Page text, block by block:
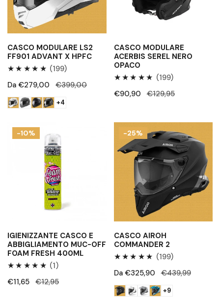
HPFC
CASCO MODULARE LS2
FF901 ADVANT X HPFC
(199)199
Recensioni
Prezzo
di
vendita
Da €279,00
Prezzo
regolare
€399,00
+4
CASCO MODULARE
ACERBIS SEREL NERO
OPACO
(199)199
Recensioni
Prezzo
€90,90
Prezzo
€129,95
Igienizzante
casco
abbigliamento
-10%
IGIENIZZANTE CASCO E
ABBIGLIAMENTO MUC-OFF
FOAM FRESH 400ML
(1)1
Recensioni
Prezzo
€11,65
Prezzo €12,95
Airoh
Commander
-25%
CASCO AIROH
COMMANDER 2
(199)199
Recensioni
totali
Prezzo
di
vendita
Da €325,90
Prezzo
regolare
€439,99
+9